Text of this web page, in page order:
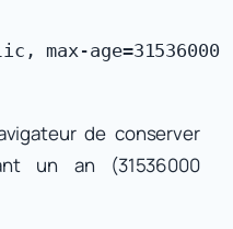
de conserver
un an (31536000